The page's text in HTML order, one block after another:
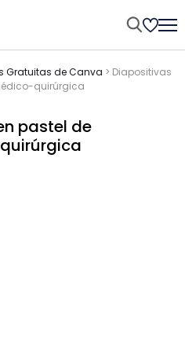
Gratuitas de Canva > Diapositivas
quirúrgica
pastel de